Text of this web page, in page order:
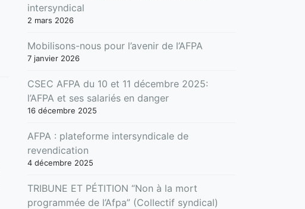
intersyndical
2 mars 2026
Mobilisons-nous pour l’avenir de l’AFPA
7 janvier 2026
CSEC AFPA du 10 et 11 décembre 2025:
l’AFPA et ses salariés en danger
16 décembre 2025
AFPA : plateforme intersyndicale de
revendication
4 décembre 2025
TRIBUNE ET PÉTITION “Non à la mort
programmée de l’Afpa” (Collectif syndical)